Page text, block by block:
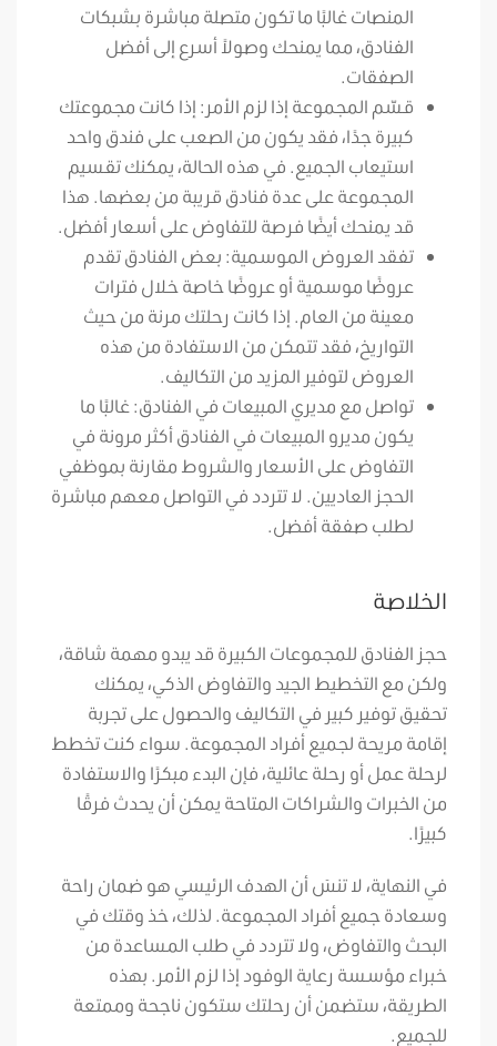
المنصات غالبًا ما تكون متصلة مباشرة بشبكات
الفنادق، مما يمنحك وصولاً أسرع إلى أفضل
الصفقات.
قسّم المجموعة إذا لزم الأمر: إذا كانت مجموعتك
كبيرة جدًا، فقد يكون من الصعب على فندق واحد
استيعاب الجميع. في هذه الحالة، يمكنك تقسيم
المجموعة على عدة فنادق قريبة من بعضها. هذا
قد يمنحك أيضًا فرصة للتفاوض على أسعار أفضل.
تفقد العروض الموسمية: بعض الفنادق تقدم
عروضًا موسمية أو عروضًا خاصة خلال فترات
معينة من العام. إذا كانت رحلتك مرنة من حيث
التواريخ، فقد تتمكن من الاستفادة من هذه
العروض لتوفير المزيد من التكاليف.
تواصل مع مديري المبيعات في الفنادق: غالبًا ما
يكون مديرو المبيعات في الفنادق أكثر مرونة في
التفاوض على الأسعار والشروط مقارنة بموظفي
الحجز العاديين. لا تتردد في التواصل معهم مباشرة
لطلب صفقة أفضل.
الخلاصة
حجز الفنادق للمجموعات الكبيرة قد يبدو مهمة شاقة،
ولكن مع التخطيط الجيد والتفاوض الذكي، يمكنك
تحقيق توفير كبير في التكاليف والحصول على تجربة
إقامة مريحة لجميع أفراد المجموعة. سواء كنت تخطط
لرحلة عمل أو رحلة عائلية، فإن البدء مبكرًا والاستفادة
من الخبرات والشراكات المتاحة يمكن أن يحدث فرقًا
كبيرًا.
في النهاية، لا تنسَ أن الهدف الرئيسي هو ضمان راحة
وسعادة جميع أفراد المجموعة. لذلك، خذ وقتك في
البحث والتفاوض، ولا تتردد في طلب المساعدة من
خبراء مؤسسة رعاية الوفود إذا لزم الأمر. بهذه
الطريقة، ستضمن أن رحلتك ستكون ناجحة وممتعة
للجميع.